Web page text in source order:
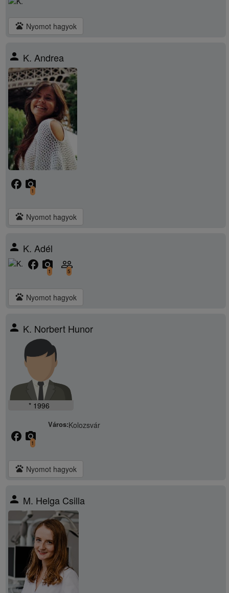
pets Nyomot hagyok
person K. Andrea
facebook camera_alt
1
pets Nyomot hagyok
person K. Adél
facebook camera_alt
1
people_outline
5
pets Nyomot hagyok
person K. Norbert Hunor
* 1996
Város:Kolozsvár
facebook camera_alt
1
pets Nyomot hagyok
person M. Helga Csilla